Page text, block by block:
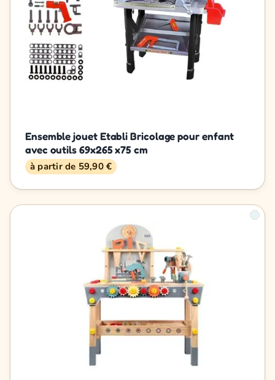
Ensemble jouet Etabli Bricolage pour enfant
avec outils 69x265 x75 cm
à partir de 59,90 €